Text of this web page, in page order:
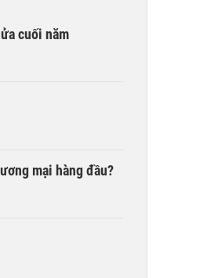
cuối năm
mại hàng đầu?